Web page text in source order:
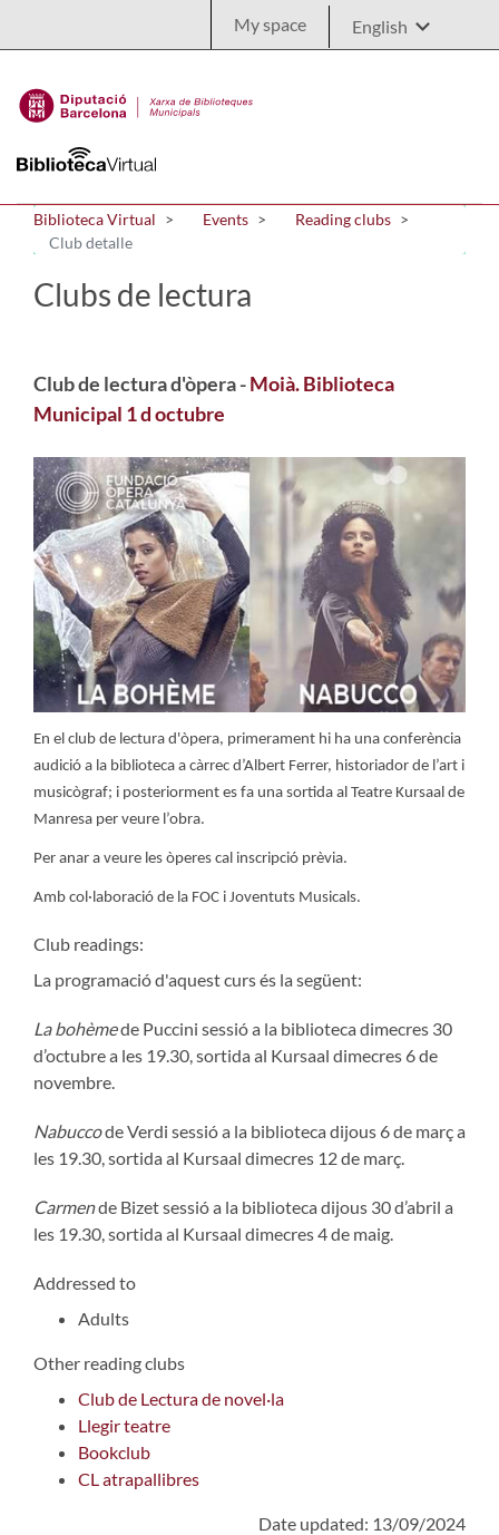
My space
Biblioteca Virtual Events
Reading clubs
Club detalle
Clubs de lectura
Club de lectura d'òpera -Moià. Biblioteca
Municipal 1 d octubre
En el club de lectura d'òpera, primerament hi ha una conferència
audició a la biblioteca a càrrec d’Albert Ferrer, historiador de l’art i
musicògraf; i posteriorment es fa una sortida al Teatre Kursaal de
Manresa per veure l’obra.
Per anar a veure les òperes cal inscripció prèvia.
Amb col·laboració de la FOC i Joventuts Musicals.
Club readings:
La programació d'aquest curs és la següent:
La bohèmede Puccini sessió a la biblioteca dimecres 30
d’octubre a les 19.30, sortida al Kursaal dimecres 6 de
novembre.
Nabuccode Verdi sessió a la biblioteca dijous 6 de març a
les 19.30, sortida al Kursaal dimecres 12 de març.
Carmende Bizet sessió a la biblioteca dijous 30 d’abril a
les 19.30, sortida al Kursaal dimecres 4 de maig.
Addressed to
Adults
Other reading clubs
Club de Lectura de novel·la
Llegir teatre
Bookclub
CL atrapallibres
Date updated: 13/09/2024